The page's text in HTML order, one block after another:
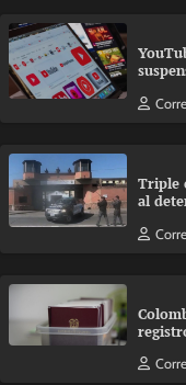
Triple
al